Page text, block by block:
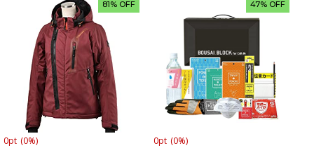
81% OFF
0pt (0%)
47% OFF
0pt (0%)